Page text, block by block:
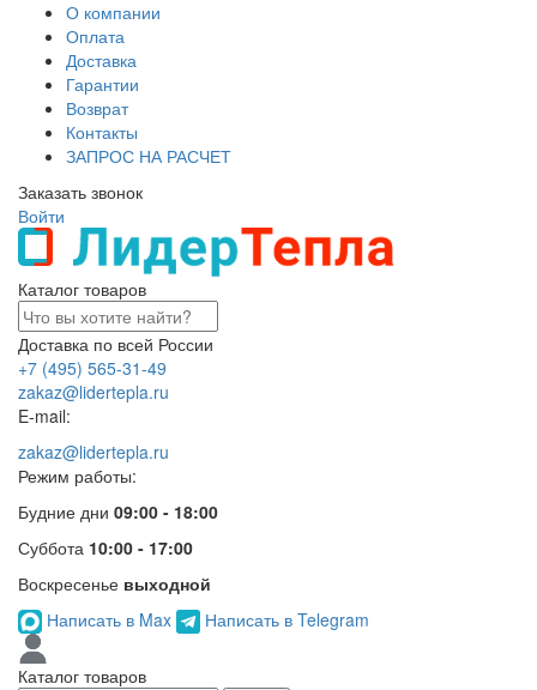
О компании
Оплата
Доставка
Гарантии
Возврат
Контакты
ЗАПРОС НА РАСЧЕТ
Заказать звонок
Войти
Каталог товаров
Доставка по всей России
+7 (495) 565-31-49
zakaz@lidertepla.ru
E-mail:
zakaz@lidertepla.ru
Режим работы:
Будние дни 09:00 - 18:00
Суббота 10:00 - 17:00
Воскресенье выходной
Написать в Max
Написать в Telegram
Каталог товаров